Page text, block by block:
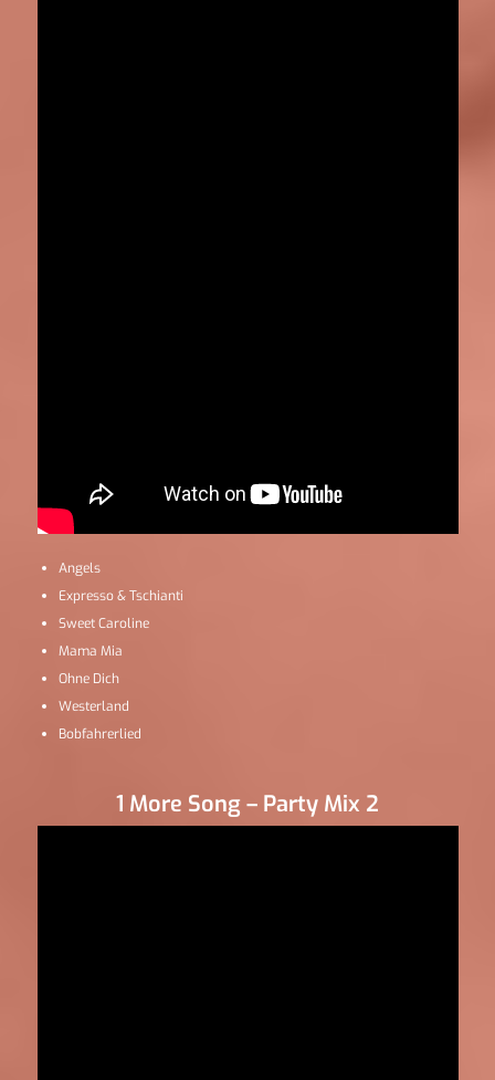
Angels
Expresso & Tschianti
Sweet Caroline
Mama Mia
Ohne Dich
Westerland
Bobfahrerlied
1 More Song – Party Mix 2